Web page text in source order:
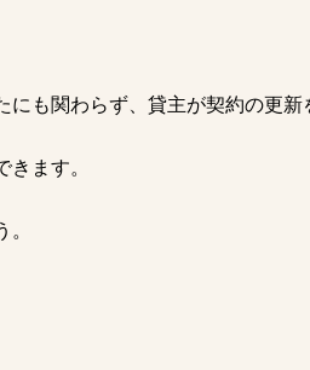
も関わらず、貸主が契約の更
ます。